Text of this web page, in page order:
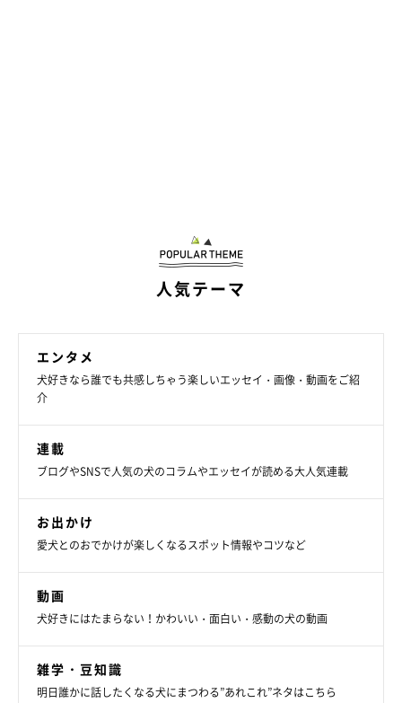
の子犬 2年後、ニコニコ笑顔が可愛いコに成
初対面では鋭い視線を向けていたポメラニアンの子犬。2年後、ニ
コニコ笑顔が印象的な成犬へと成長しました。毛色や表情の変化、
兄犬との関係、家族との日常を飼い主さんの言葉とともに紹介しま
“ポメラニアン兄妹”の絆が深まる瞬間 ぎこち
んとイヴちゃん。出会った当初は距離感があった2頭ですが、時が
いました。
写真提供・取材協力／@jun_pomeranianさん／X（旧Twitter）
@pomeranian_junkun
取材・文／雨宮カイ
※この記事は投稿者さまに取材し、了承の上制作したものです。
2025年3月時点の情報であり、現在と異なる場合があります。
人気テーマ
エンタメ
犬好きなら誰でも共感しちゃう楽しいエッセイ・画像・動画をご紹
介
連載
ブログやSNSで人気の犬のコラムやエッセイが読める大人気連載
お出かけ
愛犬とのおでかけが楽しくなるスポット情報やコツなど
動画
犬好きにはたまらない！かわいい・面白い・感動の犬の動画
雑学・豆知識
明日誰かに話したくなる犬にまつわる”あれこれ”ネタはこちら